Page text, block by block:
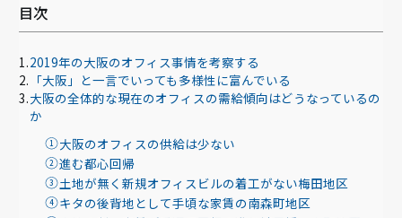
目次
2019年の大阪のオフィス事情を考察する
「大阪」と一言でいっても多様性に富んでいる
大阪の全体的な現在のオフィスの需給傾向はどうなっているの
か
大阪のオフィスの供給は少ない
進む都心回帰
土地が無く新規オフィスビルの着工がない梅田地区
キタの後背地として手頃な家賃の南森町地区